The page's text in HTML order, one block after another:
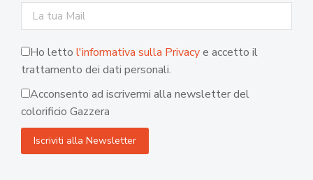
Ho letto l'informativa sulla Privacye accetto il
trattamento dei dati personali.
Acconsento ad iscrivermi alla newsletter del
colorificio Gazzera